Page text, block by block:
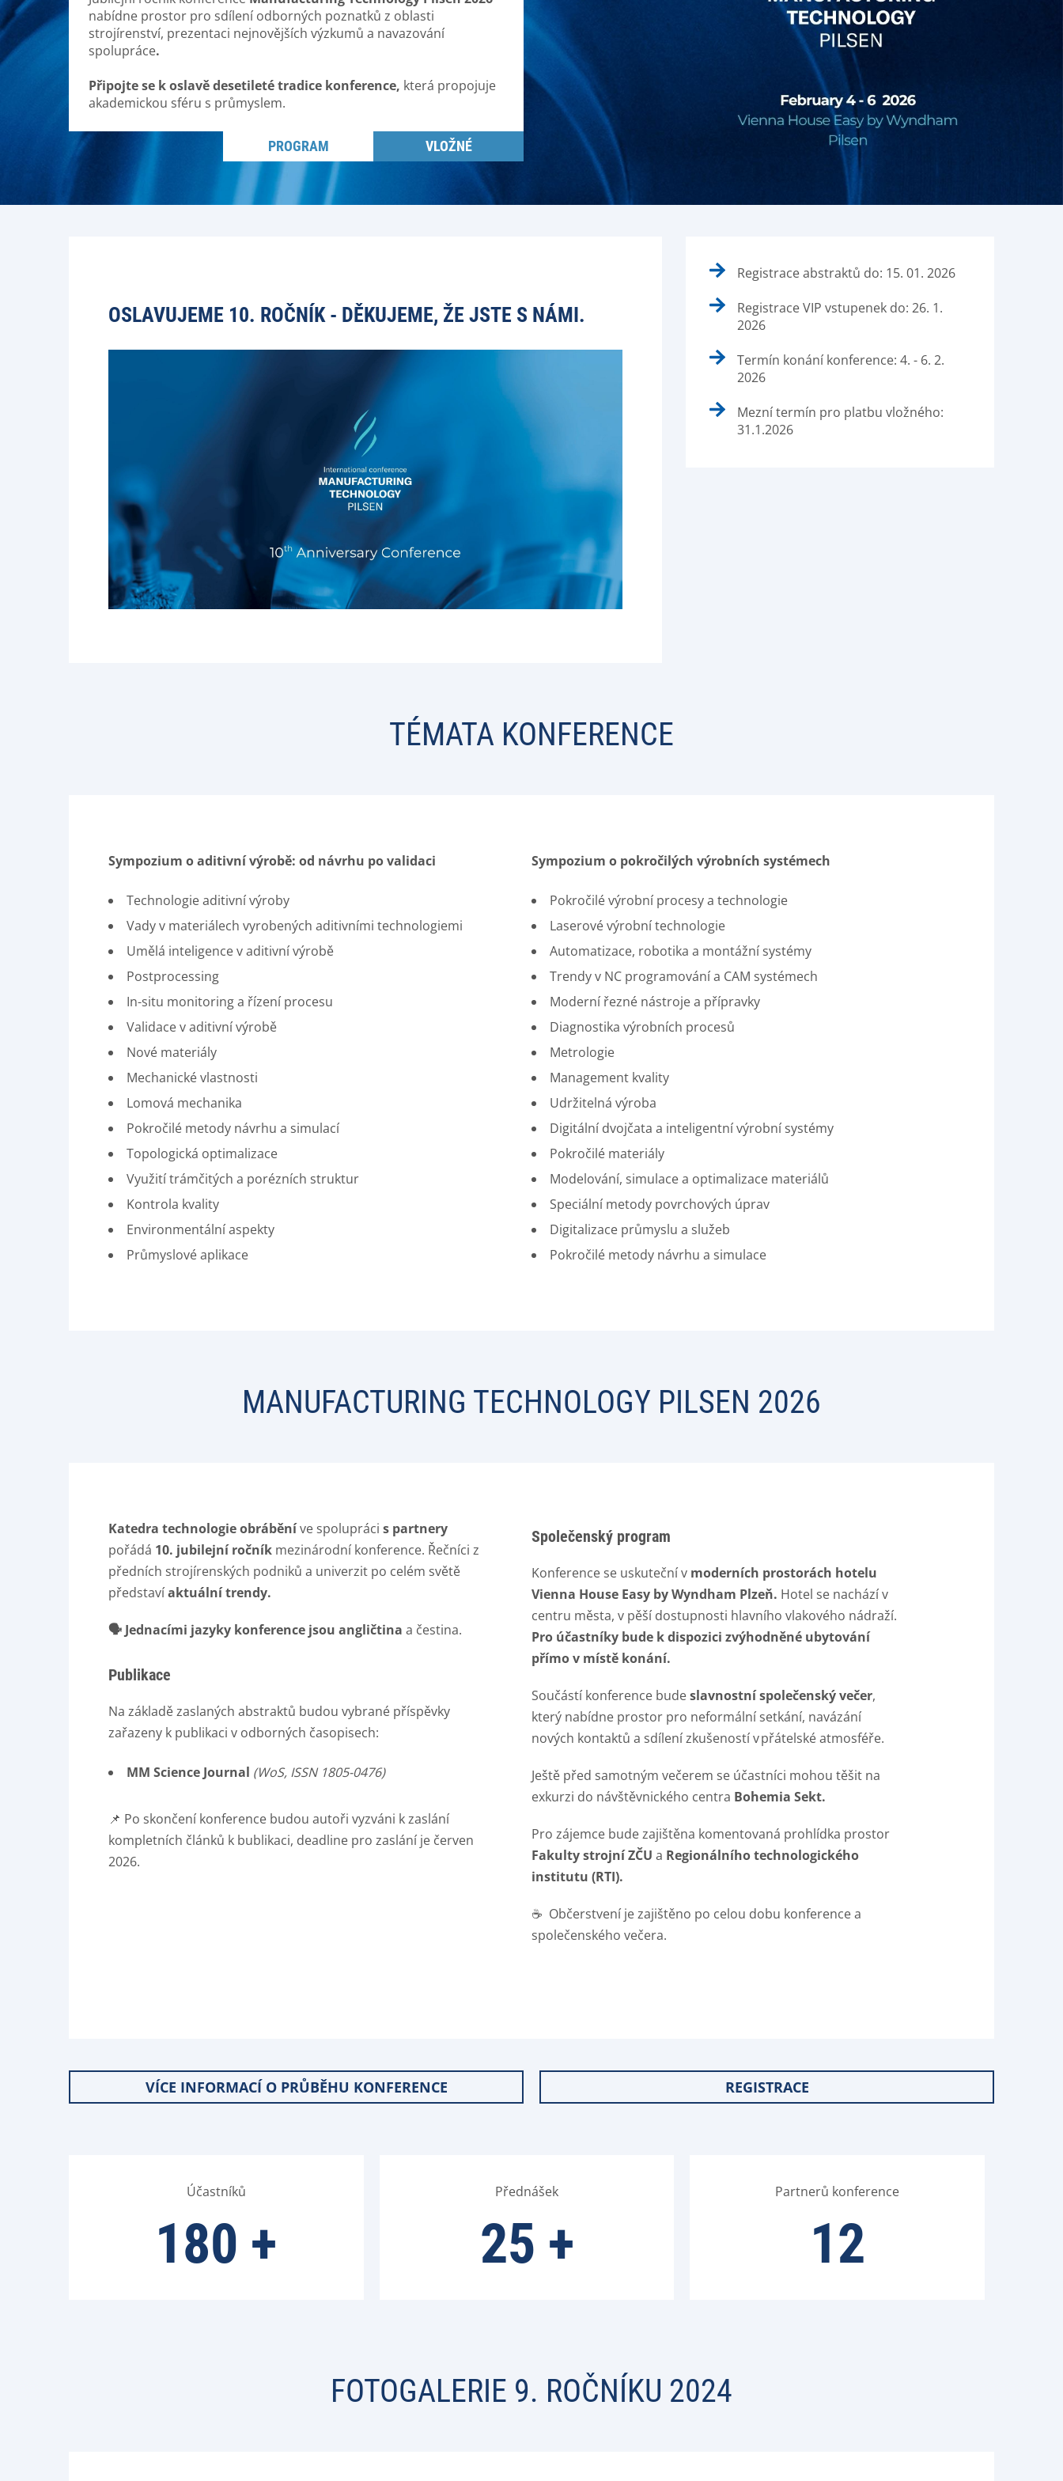
nabídne prostor pro sdílení odborných poznatků z oblasti
strojírenství, prezentaci nejnovějších výzkumů a navazování
spolupráce.
Připojte se k oslavě desetileté tradice konference, která propojuje
akademickou sféru s průmyslem.
VLOŽNÉ
PROGRAM
OSLAVUJEME 10. ROČNÍK - DĚKUJEME, ŽE JSTE S NÁMI.
Registrace abstraktů do: 15. 01. 2026
Registrace VIP vstupenek do: 26. 1.
2026
Termín konání konference: 4. - 6. 2.
2026
Mezní termín pro platbu vložného:
31.1.2026
TÉMATA KONFERENCE
Sympozium o aditivní výrobě: od návrhu po validaci
Technologie aditivní výroby
Vady v materiálech vyrobených aditivními technologiemi
Umělá inteligence v aditivní výrobě
Postprocessing
In-situ monitoring a řízení procesu
Validace v aditivní výrobě
Nové materiály
Mechanické vlastnosti
Lomová mechanika
Pokročilé metody návrhu a simulací
Topologická optimalizace
Využití trámčitých a porézních struktur
Kontrola kvality
Environmentální aspekty
Průmyslové aplikace
Sympozium o pokročilých výrobních systémech
Pokročilé výrobní procesy a technologie
Laserové výrobní technologie
Automatizace, robotika a montážní systémy
Trendy v NC programování a CAM systémech
Moderní řezné nástroje a přípravky
Diagnostika výrobních procesů
Metrologie
Management kvality
Udržitelná výroba
Digitální dvojčata a inteligentní výrobní systémy
Pokročilé materiály
Modelování, simulace a optimalizace materiálů
Speciální metody povrchových úprav
Digitalizace průmyslu a služeb
Pokročilé metody návrhu a simulace
MANUFACTURING TECHNOLOGY PILSEN 2026
Katedra technologie obráběníve spolupráci s partnery
pořádá 10. jubilejní ročník mezinárodní konference. Řečníci z
předních strojírenských podniků a univerzit po celém světě
představíaktuální trendy.
🗣️ Jednacími jazyky konference jsou angličtina a čestina.
Publikace
Na základě zaslaných abstraktů budou vybrané příspěvky
zařazeny k publikaci v odborných časopisech:
MM Science Journal (WoS, ISSN 1805-0476)
📌 Po skončení konference budou autoři vyzváni k zaslání
kompletních článků k bublikaci, deadline pro zaslání je červen
2026.
Společenský program
Konference se uskuteční v moderních prostorách hotelu
Vienna House Easy by Wyndham Plzeň. Hotel se nachází v
centru města, v pěší dostupnosti hlavního vlakového nádraží.
Pro účastníky bude k dispozici zvýhodněné ubytování
přímo v místě konání.
Součástí konference budeslavnostní společenský večer,
který nabídne prostor pro neformální setkání, navázání
nových kontaktů a sdílení zkušeností v přátelské atmosféře.
Ještě před samotným večerem se účastníci mohou těšit na
exkurzi do návštěvnického centra Bohemia Sekt.
Pro zájemce bude zajištěna komentovaná prohlídka prostor
Fakulty strojní ZČU a Regionálního technologického
institutu (RTI).
☕️ Občerstvení je zajištěno po celou dobu konference a
společenského večera.
VÍCE INFORMACÍ O PRŮBĚHU KONFERENCE REGISTRACE
Účastníků
180 +
Přednášek
25 +
Partnerů konference
12
FOTOGALERIE 9. ROČNÍKU 2024